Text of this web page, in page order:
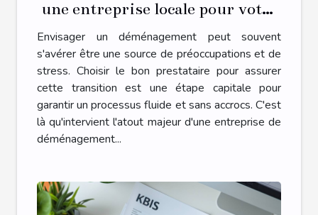
une entreprise locale pour votre
déménagement
Envisager un déménagement peut souvent
s'avérer être une source de préoccupations et de
stress. Choisir le bon prestataire pour assurer
cette transition est une étape capitale pour
garantir un processus fluide et sans accrocs. C'est
là qu'intervient l'atout majeur d'une entreprise de
déménagement...